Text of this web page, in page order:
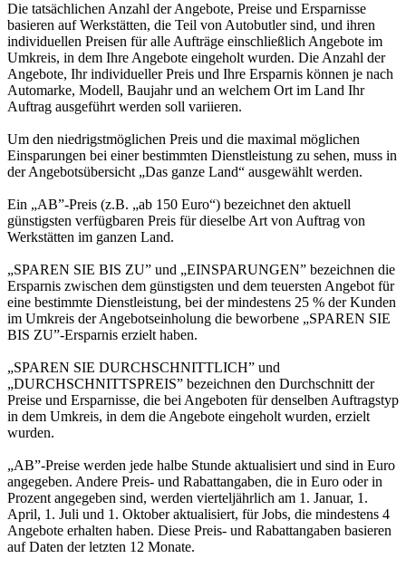
Die tatsächlichen Anzahl der Angebote, Preise und Ersparnisse
basieren auf Werkstätten, die Teil von Autobutler sind, und ihren
individuellen Preisen für alle Aufträge einschließlich Angebote im
Umkreis, in dem Ihre Angebote eingeholt wurden. Die Anzahl der
Angebote, Ihr individueller Preis und Ihre Ersparnis können je nach
Automarke, Modell, Baujahr und an welchem Ort im Land Ihr
Auftrag ausgeführt werden soll variieren.
Um den niedrigstmöglichen Preis und die maximal möglichen
Einsparungen bei einer bestimmten Dienstleistung zu sehen, muss in
der Angebotsübersicht „Das ganze Land“ ausgewählt werden.
Ein „AB”-Preis (z.B. „ab 150 Euro“) bezeichnet den aktuell
günstigsten verfügbaren Preis für dieselbe Art von Auftrag von
Werkstätten im ganzen Land.
„SPAREN SIE BIS ZU” und „EINSPARUNGEN” bezeichnen die
Ersparnis zwischen dem günstigsten und dem teuersten Angebot für
eine bestimmte Dienstleistung, bei der mindestens 25 % der Kunden
im Umkreis der Angebotseinholung die beworbene „SPAREN SIE
BIS ZU”-Ersparnis erzielt haben.
„SPAREN SIE DURCHSCHNITTLICH” und
„DURCHSCHNITTSPREIS” bezeichnen den Durchschnitt der
Preise und Ersparnisse, die bei Angeboten für denselben Auftragstyp
in dem Umkreis, in dem die Angebote eingeholt wurden, erzielt
wurden.
„AB”-Preise werden jede halbe Stunde aktualisiert und sind in Euro
angegeben. Andere Preis- und Rabattangaben, die in Euro oder in
Prozent angegeben sind, werden vierteljährlich am 1. Januar, 1.
April, 1. Juli und 1. Oktober aktualisiert, für Jobs, die mindestens 4
Angebote erhalten haben. Diese Preis- und Rabattangaben basieren
auf Daten der letzten 12 Monate.